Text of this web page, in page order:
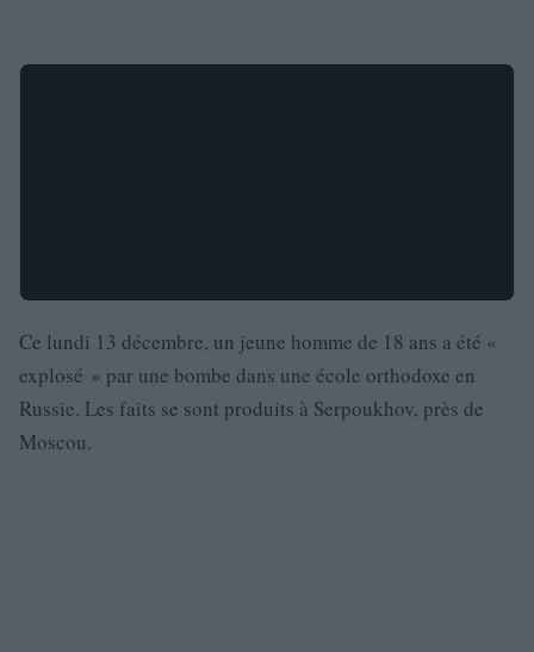
Ce lundi 13 décembre, un jeune homme de 18 ans a été «
explosé » par une bombe dans une école orthodoxe en
Russie. Les faits se sont produits à Serpoukhov, près de
Moscou.